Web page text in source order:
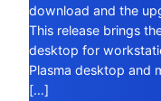
download and the
This release brings
desktop for
Plasma desktop and
[…]